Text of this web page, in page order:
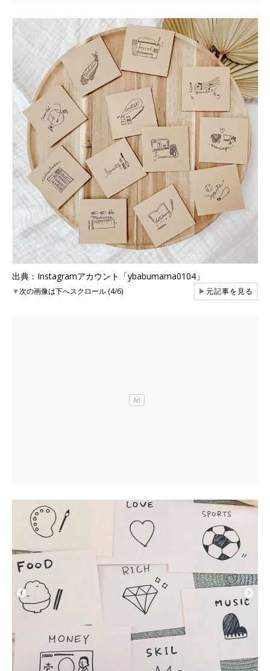
出典：Instagramアカウント「ybabumama0104」
▼次の画像は下へスクロール (4/6) ▶元記事を見る